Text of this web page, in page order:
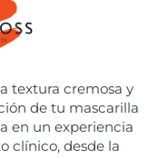
textura cremosa y
de tu mascarilla
en un experiencia
clínico, desde la